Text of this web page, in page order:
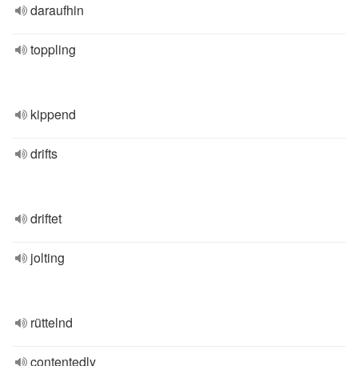
daraufhin
toppling
kippend
drifts
driftet
jolting
rüttelnd
contentedly